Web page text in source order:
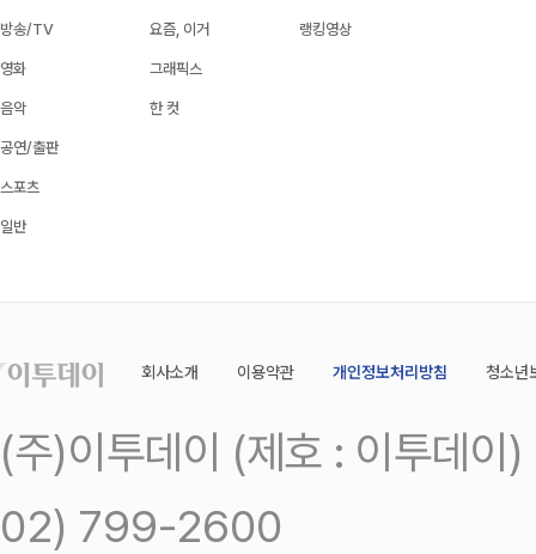
방송/TV
영화
음악
공연/출판
스포츠
일반
요즘, 이거
그래픽스
한 컷
랭킹영상
회사소개 이용약관 개인정보처리방침 청소년
(주)이투데이 (제호 : 이투데
02) 799-2600